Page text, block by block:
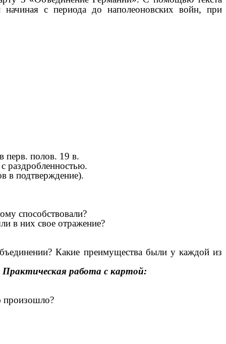
начиная с периода до наполеоновских войн, при
перв. полов. 19 в.
раздробленностью.
в подтверждение).
способствовали?
в них свое отражение?
Какие преимущества были у каждой из
Практическая работа с картой:
произошло?